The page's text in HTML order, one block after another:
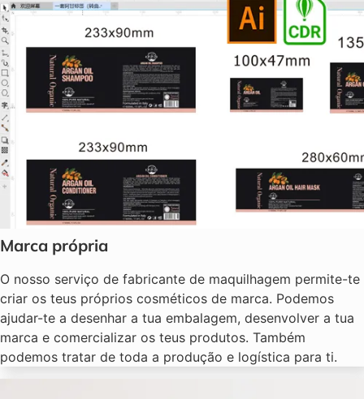
Marca própria
O nosso serviço de fabricante de maquilhagem permite-te
criar os teus próprios cosméticos de marca. Podemos
ajudar-te a desenhar a tua embalagem, desenvolver a tua
marca e comercializar os teus produtos. Também
podemos tratar de toda a produção e logística para ti.